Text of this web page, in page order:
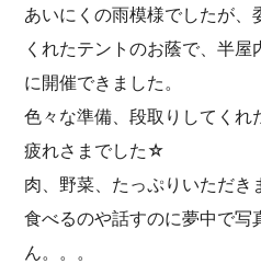
あいにくの雨模様でしたが、
くれたテントのお蔭で、半
に開催できました。
色々な準備、段取りしてくれ
疲れさまでした☆
肉、野菜、たっぷりいただ
食べるのや話すのに夢中で写
ん。。。